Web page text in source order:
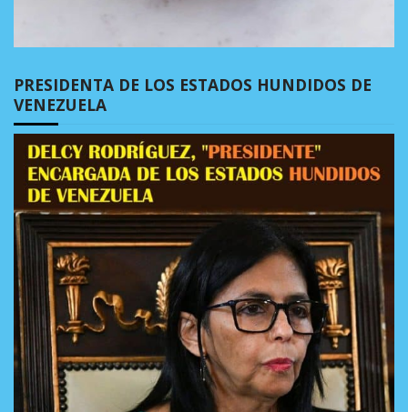
PRESIDENTA DE LOS ESTADOS HUNDIDOS DE
VENEZUELA